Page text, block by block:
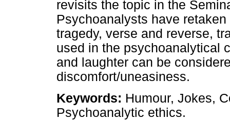
revisits the topic in the
Psychoanalysts have
tragedy, verse and reverse,
used in the psychoanalytical
and laughter can be
discomfort/uneasiness.
Keywords: Humour, Jokes,
Psychoanalytic ethics.